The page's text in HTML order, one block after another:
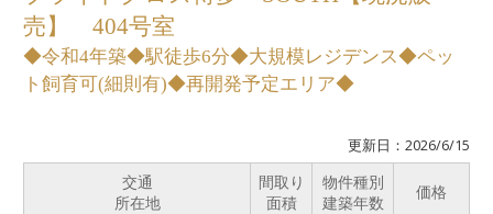
売】 404号室
◆令和4年築◆駅徒歩6分◆大規模レジデンス◆ペッ
ト飼育可(細則有)◆再開発予定エリア◆
更新日：2026/6/15
交通
所在地
間取り
面積
物件種別
建築年数
価格